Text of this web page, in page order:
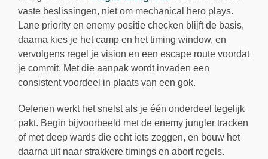
vaste beslissingen, niet om mechanical hero plays.
Lane priority en enemy positie checken blijft de basis,
daarna kies je het camp en het timing window, en
vervolgens regel je vision en een escape route voordat
je commit. Met die aanpak wordt invaden een
consistent voordeel in plaats van een gok.
Oefenen werkt het snelst als je één onderdeel tegelijk
pakt. Begin bijvoorbeeld met de enemy jungler tracken
of met deep wards die echt iets zeggen, en bouw het
daarna uit naar strakkere timings en abort regels.